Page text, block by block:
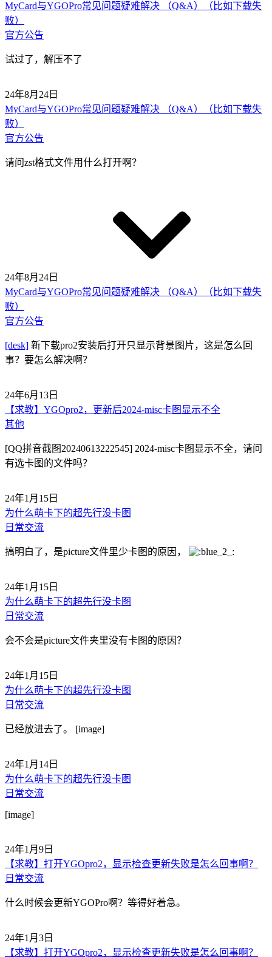
MyCard与YGOPro常见问题疑难解决 （Q&A）（比如下载失
败）
官方公告
试过了，解压不了
24年8月24日
MyCard与YGOPro常见问题疑难解决 （Q&A）（比如下载失
败）
官方公告
请问zst格式文件用什么打开啊？
24年8月24日
MyCard与YGOPro常见问题疑难解决 （Q&A）（比如下载失
败）
官方公告
[desk] 新下载pro2安装后打开只显示背景图片，这是怎么回
事？要怎么解决啊？
24年6月13日
【求教】YGOpro2，更新后2024-misc卡图显示不全
其他
[QQ拼音截图20240613222545] 2024-misc卡图显示不全，请问
有选卡图的文件吗？
24年1月15日
为什么萌卡下的超先行没卡图
日常交流
搞明白了，是picture文件里少卡图的原因，
24年1月15日
为什么萌卡下的超先行没卡图
日常交流
会不会是picture文件夹里没有卡图的原因？
24年1月15日
为什么萌卡下的超先行没卡图
日常交流
已经放进去了。 [image]
24年1月14日
为什么萌卡下的超先行没卡图
日常交流
[image]
24年1月9日
【求教】打开YGOpro2，显示检查更新失败是怎么回事啊？
日常交流
什么时候会更新YGOPro啊？等得好着急。
24年1月3日
【求教】打开YGOpro2，显示检查更新失败是怎么回事啊？